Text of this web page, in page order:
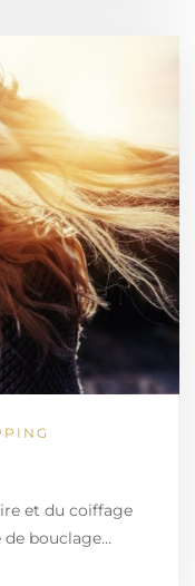
et du coiffage
bouclage…